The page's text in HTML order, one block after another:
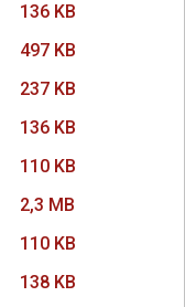
136 KB
497 KB
237 KB
136 KB
110 KB
2,3 MB
110 KB
138 KB